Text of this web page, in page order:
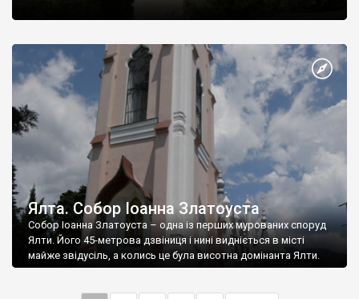
Ялта. Собор Іоанна Златоуста
Собор Іоанна Златоуста – одна із перших мурованих споруд
Ялти. Його 45-метрова дзвіниця і нині видніється в місті
майже звідусіль, а колись це була висотна домінанта Ялти.